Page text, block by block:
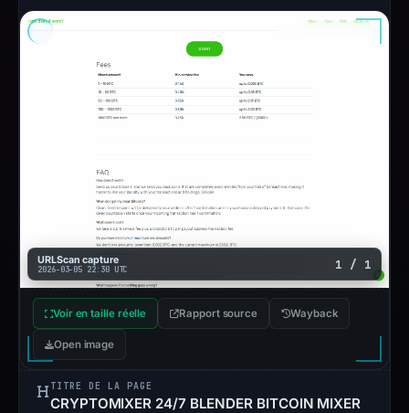
URLScan capture
2026-03-05 22:30 UTC 1 / 1
Voir en taille réelle Rapport source Wayback
Open image
TITRE DE LA PAGE
CRYPTOMIXER 24/7 BLENDER BITCOIN MIXER